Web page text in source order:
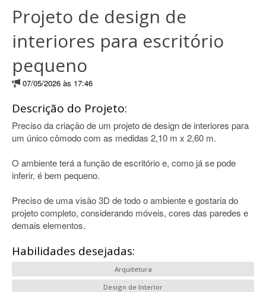
Projeto de design de
interiores para escritório
pequeno
07/05/2026 às 17:46
Descrição do Projeto:
Preciso da criação de um projeto de design de interiores para
um único cômodo com as medidas 2,10 m x 2,60 m.
O ambiente terá a função de escritório e, como já se pode
inferir, é bem pequeno.
Preciso de uma visão 3D de todo o ambiente e gostaria do
projeto completo, considerando móveis, cores das paredes e
demais elementos.
Habilidades desejadas:
Arquitetura
Design de Interior